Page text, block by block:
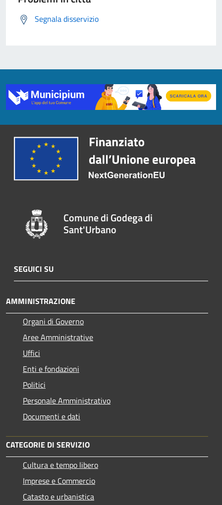
Segnala disservizio
Comune di Godega di
Sant'Urbano
SEGUICI SU
AMMINISTRAZIONE
Organi di Governo
Aree Amministrative
Uffici
Enti e fondazioni
Politici
Personale Amministrativo
Documenti e dati
CATEGORIE DI SERVIZIO
Cultura e tempo libero
Imprese e Commercio
Catasto e urbanistica